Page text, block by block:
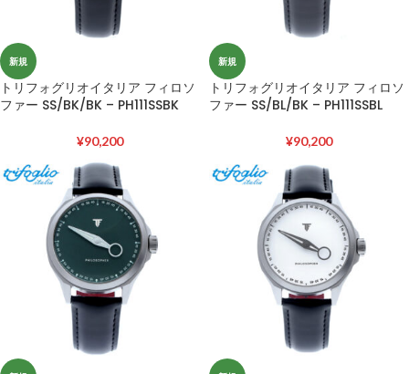
新規
トリフォグリオイタリア フィロソ
ファー SS/BK/BK – PH111SSBK
¥90,200
新規
トリフォグリオイタリア フィロソ
ファー SS/BL/BK – PH111SSBL
¥90,200